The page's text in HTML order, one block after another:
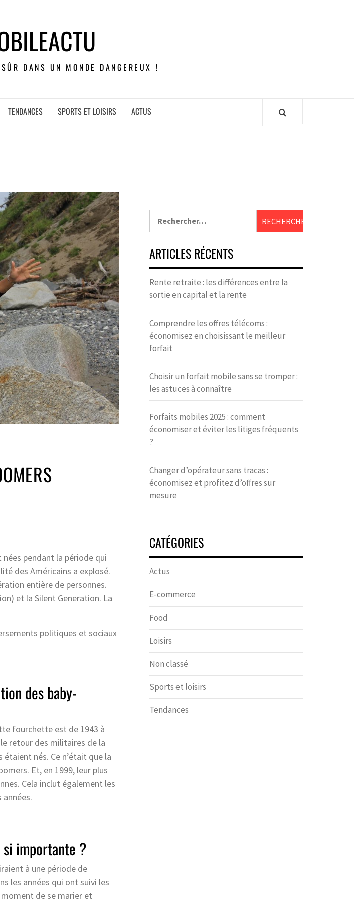
DANS UN MONDE DANGEREUX !
TENDANCES SPORTS ET LOISIRS ACTUS
pendant la période qui
des Américains a explosé.
entière de personnes.
et la Silent Generation. La
politiques et sociaux
des baby-
fourchette est de 1943 à
retour des militaires de la
nés. Ce n’était que la
Et, en 1999, leur plus
Cela inclut également les
importante ?
à une période de
les années qui ont suivi les
de se marier et
ARTICLES RÉCENTS
Rente retraite : les différences entre la
sortie en capital et la rente
Comprendre les offres télécoms :
économisez en choisissant le meilleur
forfait
Choisir un forfait mobile sans se tromper :
les astuces à connaître
Forfaits mobiles 2025 : comment
économiser et éviter les litiges fréquents
?
Changer d’opérateur sans tracas :
économisez et profitez d’offres sur
mesure
CATÉGORIES
Actus
E-commerce
Food
Loisirs
Non classé
Sports et loisirs
Tendances